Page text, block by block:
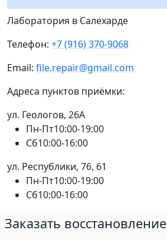
Лаборатория в Салехарде
Телефон: +7 (916) 370-9068
Email: file.repair@gmail.com
Адреса пунктов приёмки:
ул. Геологов, 26А
Пн-Пт10:00-19:00
Сб10:00-16:00
ул. Республики, 76, 61
Пн-Пт10:00-19:00
Сб10:00-16:00
Заказать восстановление